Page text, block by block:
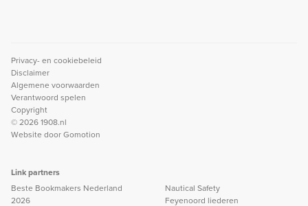
Privacy- en cookiebeleid
Disclaimer
Algemene voorwaarden
Verantwoord spelen
Copyright
© 2026 1908.nl
Website doorGomotion
Link partners
Beste Bookmakers Nederland
2026
Nautical Safety
Feyenoord liederen